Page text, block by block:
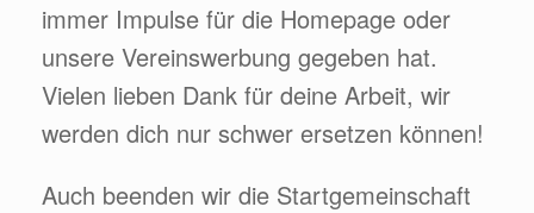
immer Impulse für die Homepage oder
unsere Vereinswerbung gegeben hat.
Vielen lieben Dank für deine Arbeit, wir
werden dich nur schwer ersetzen können!
Auch beenden wir die Startgemeinschaft